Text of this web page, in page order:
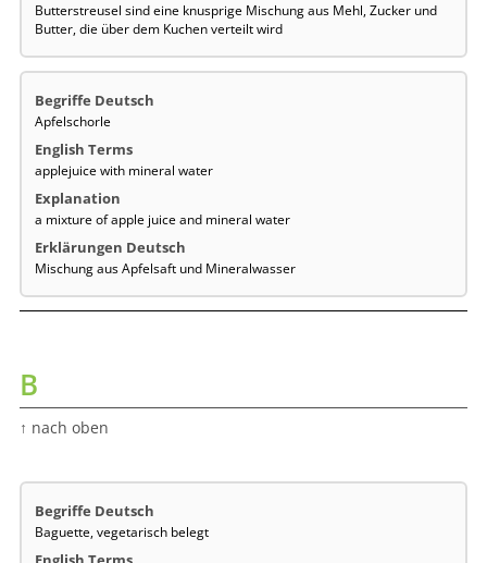
Butterstreusel sind eine knusprige Mischung aus Mehl, Zucker und
Butter, die über dem Kuchen verteilt wird
Apfelschorle
applejuice with mineral water
a mixture of apple juice and mineral water
Mischung aus Apfelsaft und Mineralwasser
B
↑ nach oben
Baguette, vegetarisch belegt